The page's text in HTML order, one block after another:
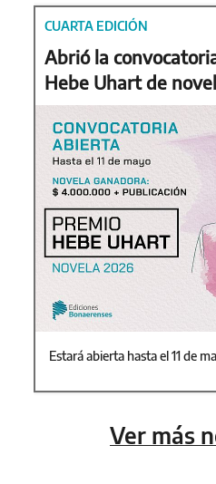
CUARTA EDICIÓN
Abrió la
Hebe Uhart de
Estará abierta hasta el 11 de
Ver más